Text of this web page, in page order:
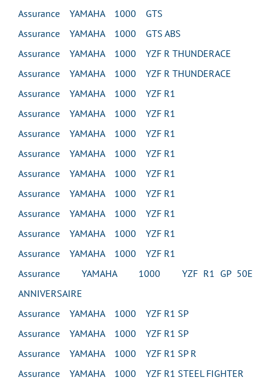
Assurance YAMAHA 1000 GTS
Assurance YAMAHA 1000 GTS ABS
Assurance YAMAHA 1000 YZF R THUNDERACE
Assurance YAMAHA 1000 YZF R THUNDERACE
Assurance YAMAHA 1000 YZF R1
Assurance YAMAHA 1000 YZF R1
Assurance YAMAHA 1000 YZF R1
Assurance YAMAHA 1000 YZF R1
Assurance YAMAHA 1000 YZF R1
Assurance YAMAHA 1000 YZF R1
Assurance YAMAHA 1000 YZF R1
Assurance YAMAHA 1000 YZF R1
Assurance YAMAHA 1000 YZF R1
Assurance YAMAHA 1000 YZF R1 GP 50E
ANNIVERSAIRE
Assurance YAMAHA 1000 YZF R1 SP
Assurance YAMAHA 1000 YZF R1 SP
Assurance YAMAHA 1000 YZF R1 SP R
Assurance YAMAHA 1000 YZF R1 STEEL FIGHTER